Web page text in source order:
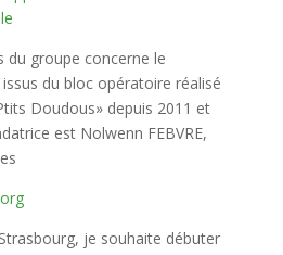
du groupe concerne le
du bloc opératoire réalisé
Doudous» depuis 2011 et
est Nolwenn FEBVRE,
je souhaite débuter